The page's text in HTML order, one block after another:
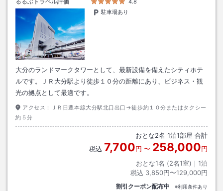
駐車場あり
大分のランドマークタワーとして、最新設備を備えたシティホテ
ルです。ＪＲ大分駅より徒歩１０分の距離にあり、ビジネス・観
光の拠点として最適です。
アクセス：
ＪＲ日豊本線大分駅北口出口→徒歩約１０分またはタクシー
約５分
おとな2名 1泊1部屋 合計
税込 7,700円 〜 258,000円
おとな1名 (2名1室)｜ 1泊
税込 3,850円〜129,000円
割引クーポン配布中 ※利用条件あり